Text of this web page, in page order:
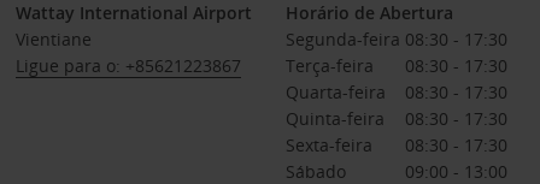
Wattay International Airport
Vientiane
Ligue para o: +85621223867
Horário de Abertura
Segunda-feira 08:30 - 17:30
Terça-feira
08:30 - 17:30
Quarta-feira
08:30 - 17:30
Quinta-feira
08:30 - 17:30
Sexta-feira
08:30 - 17:30
Sábado
09:00 - 13:00